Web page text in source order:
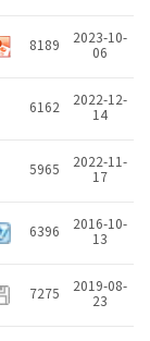
8189
2023-10-
06
6162
2022-12-
14
5965
2022-11-
17
6396
2016-10-
13
7275
2019-08-
23